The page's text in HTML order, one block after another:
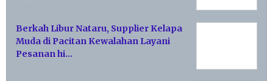
Berkah Libur Nataru, Supplier Kelapa
Muda di Pacitan Kewalahan Layani
Pesanan hi…